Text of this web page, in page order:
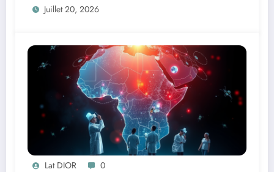
Juillet 20, 2026
Lat DIOR 0